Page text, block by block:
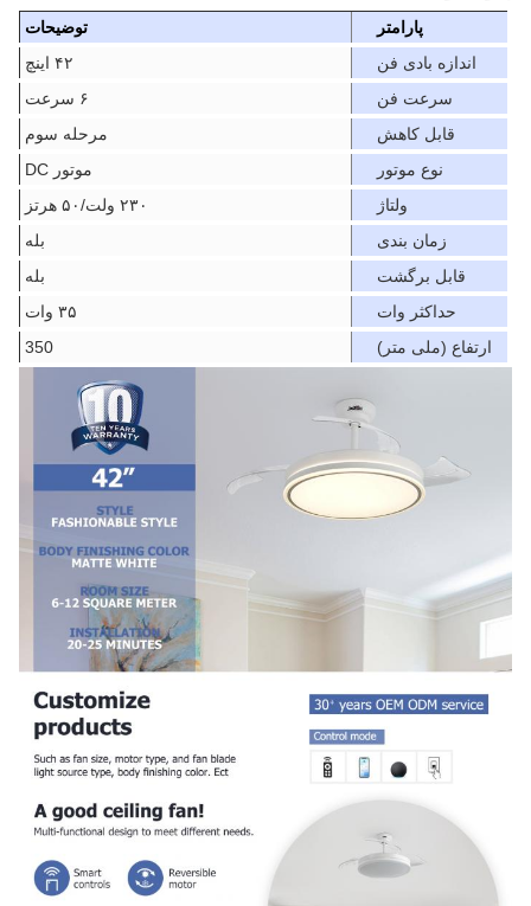
پارامتر
توضیحات
اندازه بادی فن
۴۲ اینچ
سرعت فن
قابل کاهش
مرحله سوم
نوع موتور
موتور DC
ولتاژ
۲۳۰ ولت/۵۰ هرتز
زمان بندی
بله
قابل برگشت
بله
حداکثر وات
۳۵ وات
ارتفاع (ملی متر)
350